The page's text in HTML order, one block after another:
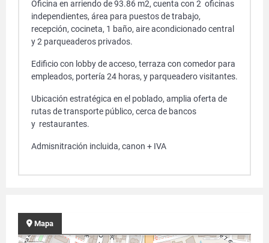
Oficina en arriendo de 93.86 m2, cuenta con 2 oficinas
independientes, área para puestos de trabajo,
recepción, cocineta, 1 baño, aire acondicionado central
y 2 parqueaderos privados.
Edificio con lobby de acceso, terraza con comedor para
empleados, portería 24 horas, y parqueadero visitantes.
Ubicación estratégica en el poblado, amplia oferta de
rutas de transporte público, cerca de bancos
y restaurantes.
Admisnitración incluida, canon + IVA
Mapa